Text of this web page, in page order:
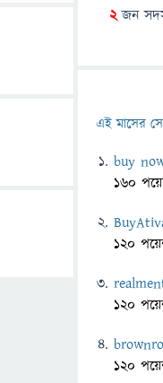
2জন
এই মাসের
buy
160
120
120
120